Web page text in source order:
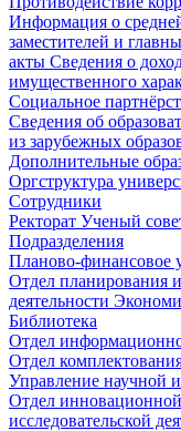
Информация о
заместителей и
акты Сведения о
имущественного
Социальное
Сведения об
из зарубежных
Дополнительные
Оргструктура
Сотрудники
Ректорат Ученый
Подразделения
Планово-финансовое
Отдел планирования
деятельности
Библиотека
Отдел
Отдел
Управление научной
Отдел инновационной
исследовательской